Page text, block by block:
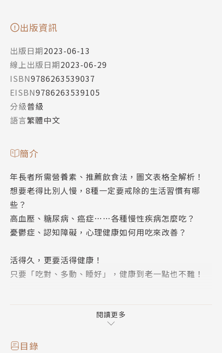
出版資訊
出版日期2023-06-13
線上出版日期2023-06-29
ISBN9786263539037
EISBN9786263539105
分級普級
語言繁體中文
簡介
年長者所需營養素、推薦飲食法，圖文表格全解析！
想要老得比別人慢，8種一定要戒除的生活習慣有哪
些？
高血壓、糖尿病、癌症……各種慢性疾病怎麼吃？
憂鬱症、認知障礙，心理健康如何用吃來改善？
活得久，更要活得健康！
只要「吃對、多動、睡好」，健康到老一點也不難！
齡社會。據統計，只要壽命達到65歲，平均可再活19.
3年。醫療技術進步，現代人壽命越來越長，然而延長
的究竟是疾病纏身的時間，還是健康的老後，其實與日
閱讀更多
目錄